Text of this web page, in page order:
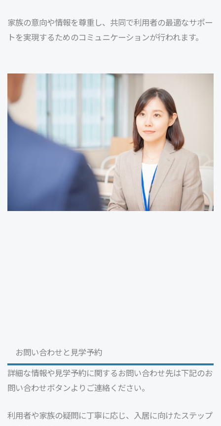
家族の意向や情報を尊重し、共同で利用者の最適なサポー
トを実現するためのコミュニケーションが行われます。
お問い合わせと見学予約
詳細な情報や見学予約に関するお問い合わせ先は下記のお
問い合わせボタンよりご連絡ください。
利用者や家族の疑問に丁寧に応じ、入居に向けたステップ